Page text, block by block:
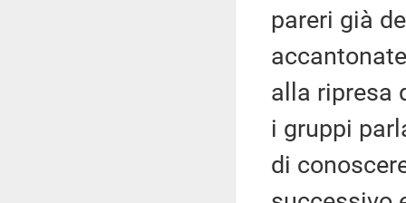
pareri già
alla ripresa
i gruppi
di